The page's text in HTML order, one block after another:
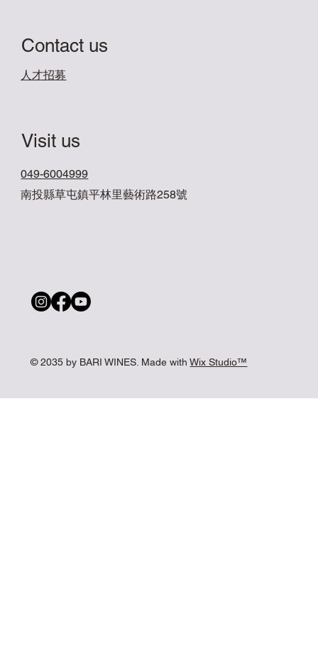
Contact us
​人才招募
049-6004999
南投縣草屯鎮平林里藝術路258號
Visit us
© 2035 by BARI WINES. Made withWix Studio™